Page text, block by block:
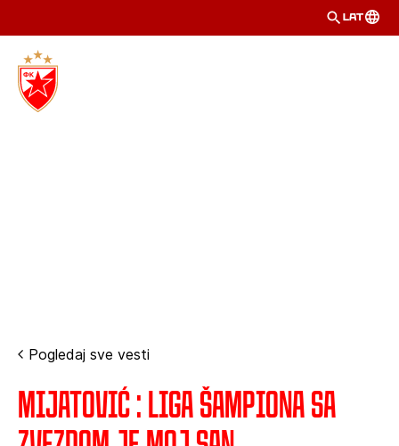
LAT
Pogledaj sve vesti
Mijatović : Liga šampiona sa